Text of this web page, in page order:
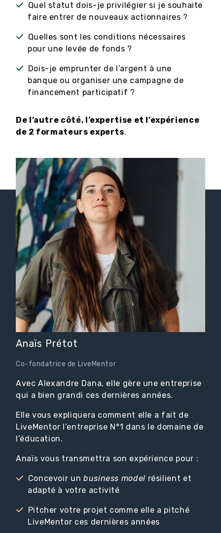
Quel statut dois-je privilégier si je souhaite
faire entrer de nouveaux actionnaires ?
Quelles sont les conditions nécessaires
pour une levée de fonds ?
Dois-je emprunter de l’argent à une
banque ou organiser une campagne de
financement participatif ?
De l’autre côté, l’expertise et l’expérience
de 2 formateurs experts.
Anaïs Prétot
Co-fondatrice de LiveMentor
Avec Alexandre Dana, elle gère une entreprise
qui a bien grandi ces dernières années.
Elle vous expliquera comment elle a fait de
LiveMentor l’entreprise N°1 dans le domaine de
l’éducation.
Anaïs vous transmettra son expérience pour :
Concevoir un business model résilient et
adapté à votre activité
Pitcher votre projet comme elle a pitché
LiveMentor ces dernières années